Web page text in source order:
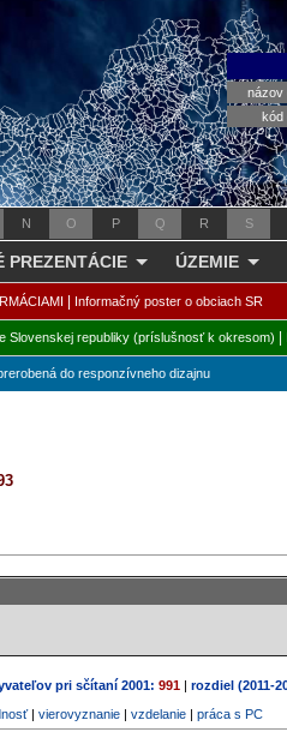
názov
kód
N O P Q R S
PREZENTÁCIE ÚZEMIE
Informačný poster o obciach SR
Slovenskej republiky (príslušnosť k okresom)
do responzívneho dizajnu
pri sčítaní 2001: 991 | rozdiel (2011-
| vierovyznanie| vzdelanie| práca s PC